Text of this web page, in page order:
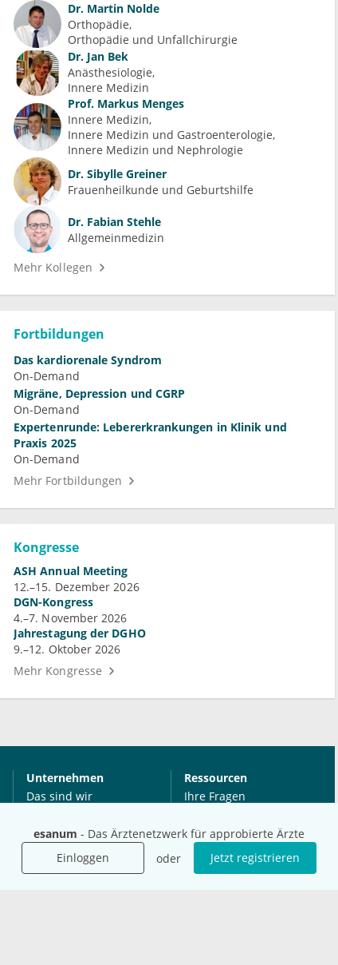
esanum - Das Ärztenetzwerk für approbierte Ärzte
Einloggen
oder Jetzt registrieren
Dr. Martin Nolde
Orthopädie
Orthopädie und Unfallchirurgie
Dr. Jan Bek
Anästhesiologie
Innere Medizin
Prof. Markus Menges
Innere Medizin
Innere Medizin und Gastroenterologie
Innere Medizin und Nephrologie
Dr. Sibylle Greiner
Frauenheilkunde und Geburtshilfe
Dr. Fabian Stehle
Allgemeinmedizin
Mehr Kollegen
Fortbildungen
Das kardiorenale Syndrom
On-Demand
Migräne, Depression und CGRP
On-Demand
Expertenrunde: Lebererkrankungen in Klinik und
Praxis 2025
On-Demand
Mehr Fortbildungen
Kongresse
ASH Annual Meeting
12.–15. Dezember 2026
DGN-Kongress
4.–7. November 2026
Jahrestagung der DGHO
9.–12. Oktober 2026
Mehr Kongresse
Unternehmen
Das sind wir
Für Agenturen
Mediadaten
Presse
Ressourcen
Ihre Fragen